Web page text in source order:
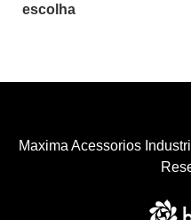
escolha
Maxima Acessorios